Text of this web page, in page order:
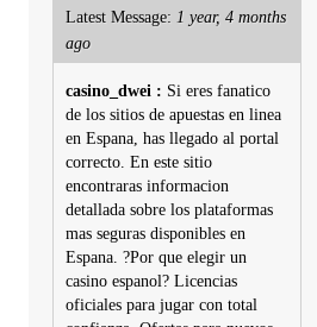
Latest Message: 1 year, 4 months
ago
casino_dwei : Si eres fanatico
de los sitios de apuestas en linea
en Espana, has llegado al portal
correcto. En este sitio
encontraras informacion
detallada sobre los plataformas
mas seguras disponibles en
Espana. ?Por que elegir un
casino espanol? Licencias
oficiales para jugar con total